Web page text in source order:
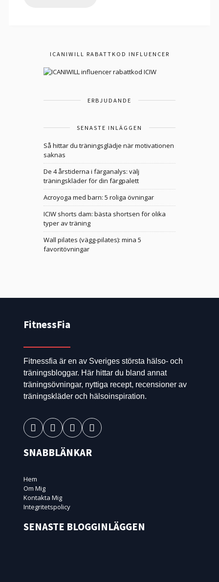
ICANIWILL RABATTKOD INFLUENCER
ERBJUDANDE
SENASTE INLÄGGEN
Så hittar du träningsglädje när motivationen
saknas
De 4 årstiderna i färganalys: välj
träningskläder för din färgpalett
Acroyoga med barn: 5 roliga övningar
ICIW shorts dam: bästa shortsen för olika
typer av träning
Wall pilates (vägg-pilates): mina 5
favoritövningar
FitnessFia
Fitnessfia är en av Sveriges största hälso- och
träningsbloggar. Här hittar du bland annat
träningsövningar, nyttiga recept, recensioner av
träningskläder och hälsoinspiration.
SNABBLÄNKAR
Hem
Om Mig
Kontakta Mig
Integritetspolicy
SENASTE BLOGGINLÄGGEN